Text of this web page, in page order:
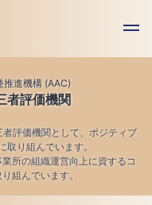
推進機構 (AAC)
者評価機関
評価機関として、ポジティブ
り組んでいます。
所の組織運営向上に資するコ
組んでいます。